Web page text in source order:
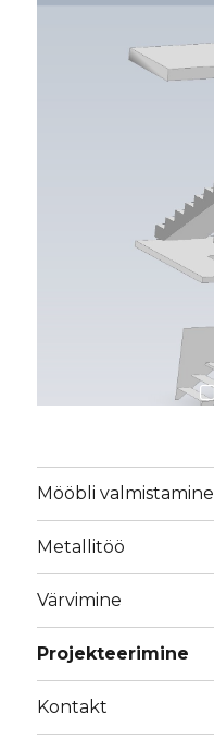
Mööbli valmistamine
Metallitöö
Värvimine
Projekteerimine
Kontakt